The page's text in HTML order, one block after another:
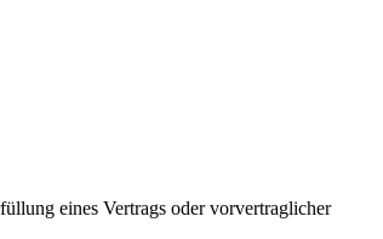
eines Vertrags oder vorvertraglicher